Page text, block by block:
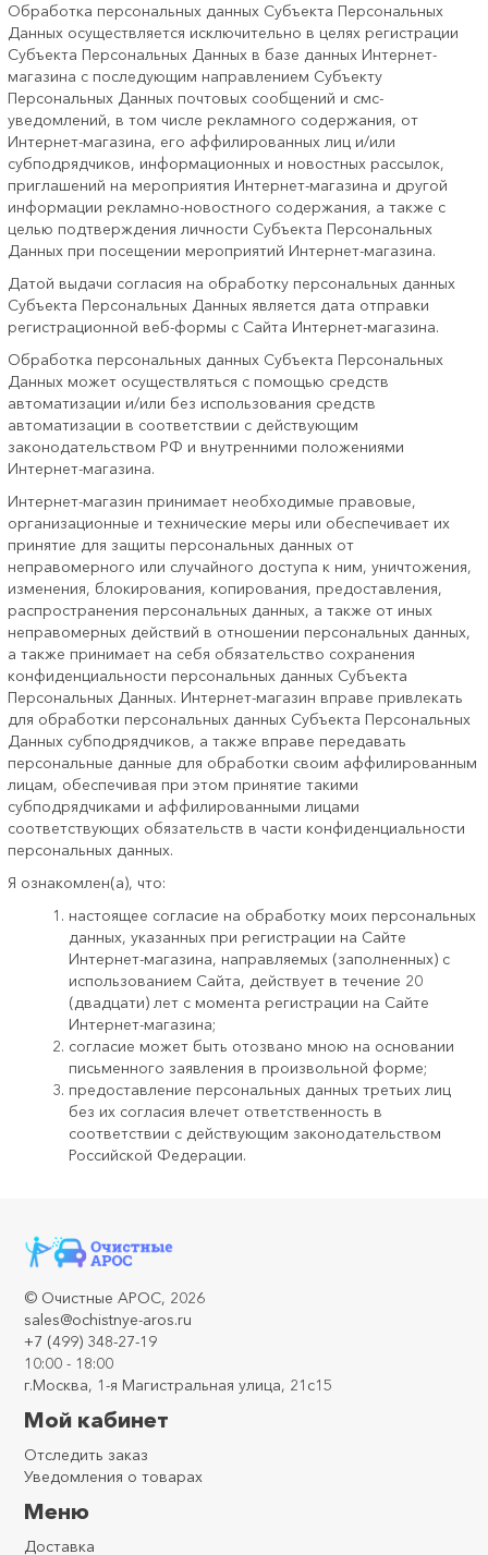
Обработка персональных данных Субъекта Персональных
Данных осуществляется исключительно в целях регистрации
Субъекта Персональных Данных в базе данных Интернет-
магазина с последующим направлением Субъекту
Персональных Данных почтовых сообщений и смс-
уведомлений, в том числе рекламного содержания, от
Интернет-магазина, его аффилированных лиц и/или
субподрядчиков, информационных и новостных рассылок,
приглашений на мероприятия Интернет-магазина и другой
информации рекламно-новостного содержания, а также с
целью подтверждения личности Субъекта Персональных
Данных при посещении мероприятий Интернет-магазина.
Датой выдачи согласия на обработку персональных данных
Субъекта Персональных Данных является дата отправки
регистрационной веб-формы с Сайта Интернет-магазина.
Обработка персональных данных Субъекта Персональных
Данных может осуществляться с помощью средств
автоматизации и/или без использования средств
автоматизации в соответствии с действующим
законодательством РФ и внутренними положениями
Интернет-магазина.
Интернет-магазин принимает необходимые правовые,
организационные и технические меры или обеспечивает их
принятие для защиты персональных данных от
неправомерного или случайного доступа к ним, уничтожения,
изменения, блокирования, копирования, предоставления,
распространения персональных данных, а также от иных
неправомерных действий в отношении персональных данных,
а также принимает на себя обязательство сохранения
конфиденциальности персональных данных Субъекта
Персональных Данных. Интернет-магазин вправе привлекать
для обработки персональных данных Субъекта Персональных
Данных субподрядчиков, а также вправе передавать
персональные данные для обработки своим аффилированным
лицам, обеспечивая при этом принятие такими
субподрядчиками и аффилированными лицами
соответствующих обязательств в части конфиденциальности
персональных данных.
Я ознакомлен(а), что:
настоящее согласие на обработку моих персональных
данных, указанных при регистрации на Сайте
Интернет-магазина, направляемых (заполненных) с
использованием Cайта, действует в течение 20
(двадцати) лет с момента регистрации на Cайте
Интернет-магазина;
согласие может быть отозвано мною на основании
письменного заявления в произвольной форме;
предоставление персональных данных третьих лиц
без их согласия влечет ответственность в
соответствии с действующим законодательством
Российской Федерации.
© Очистные АРОС, 2026
sales@ochistnye-aros.ru
+7 (499) 348-27-19
10:00 - 18:00
г.Москва, 1-я Магистральная улица, 21с15
Мой кабинет
Отследить заказ
Уведомления о товарах
Меню
Доставка